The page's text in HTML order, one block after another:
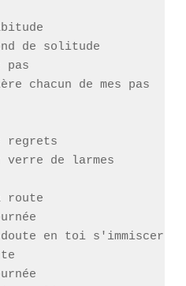
de solitude
pas
chacun de mes pas
regrets
verre de larmes
route
en toi s'immiscer